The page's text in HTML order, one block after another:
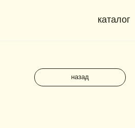
каталог
назад